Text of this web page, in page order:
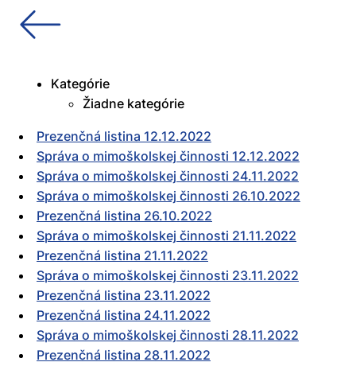
Kategórie
Žiadne kategórie
Prezenčná listina 12.12.2022
Správa o mimoškolskej činnosti 12.12.2022
Správa o mimoškolskej činnosti 24.11.2022
Správa o mimoškolskej činnosti 26.10.2022
Prezenčná listina 26.10.2022
Správa o mimoškolskej činnosti 21.11.2022
Prezenčná listina 21.11.2022
Správa o mimoškolskej činnosti 23.11.2022
Prezenčná listina 23.11.2022
Prezenčná listina 24.11.2022
Správa o mimoškolskej činnosti 28.11.2022
Prezenčná listina 28.11.2022